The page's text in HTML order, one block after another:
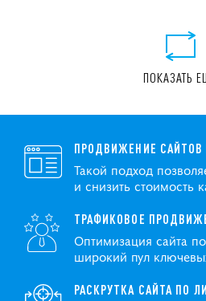
ПОКАЗАТЬ
ПРОДВИЖЕНИЕ САЙТОВ
Такой подход
и снизить стоимость
ТРАФИКОВОЕ
Оптимизация сайта
широкий пул
РАСКРУТКА САЙТА ПО